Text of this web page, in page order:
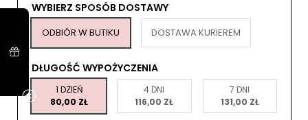
WYBIERZ SPOSÓB DOSTAWY
ODBIÓR W BUTIKU DOSTAWA KURIEREM
DŁUGOŚĆ WYPOŻYCZENIA
1 DZIEŃ
80,00 ZŁ
4 DNI
116,00 ZŁ
7 DNI
131,00 ZŁ